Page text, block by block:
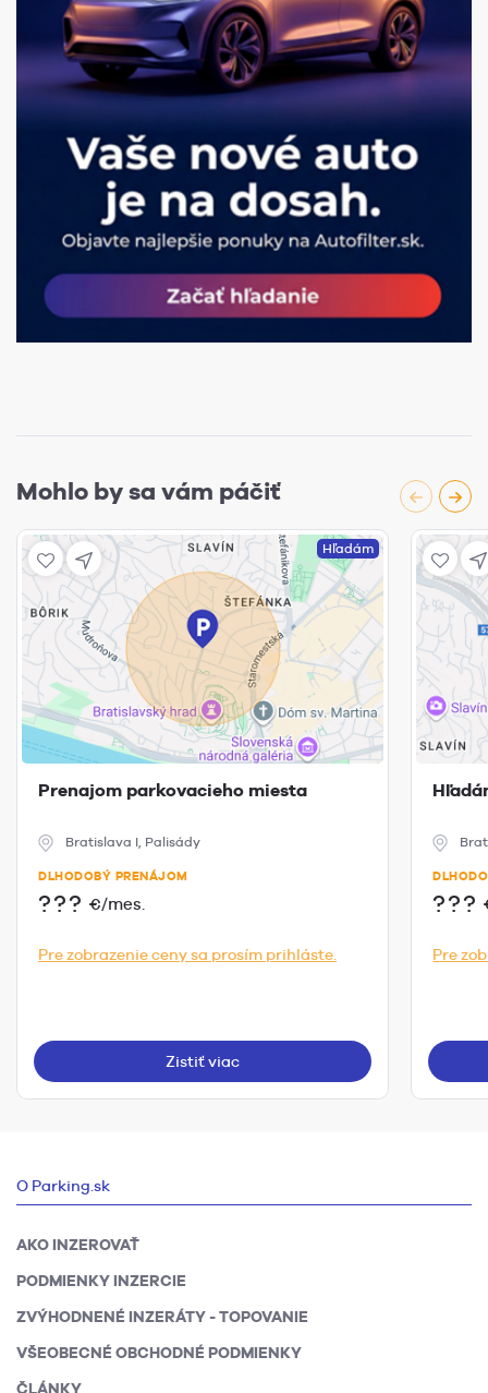
Mohlo by sa vám páčiť
Hľadám
Prenajom parkovacieho miesta
Bratislava I, Palisády
DLHODOBÝ PRENÁJOM
??? €/mes.
Pre zobrazenie ceny sa prosím prihláste.
Zistiť viac
???
Pre
O Parking.sk
AKO INZEROVAŤ
PODMIENKY INZERCIE
ZVÝHODNENÉ INZERÁTY - TOPOVANIE
VŠEOBECNÉ OBCHODNÉ PODMIENKY
ČLÁNKY